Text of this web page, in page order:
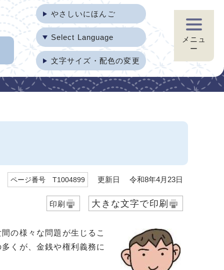
やさしいにほんご
Select Language
文字サイズ・配色の変更
メニュ
ー
ページ番号 T1004899 更新日 令和8年4月23日
印刷 大きな文字で印刷
の様々な問題が生じるこ
くが、金銭や権利義務に